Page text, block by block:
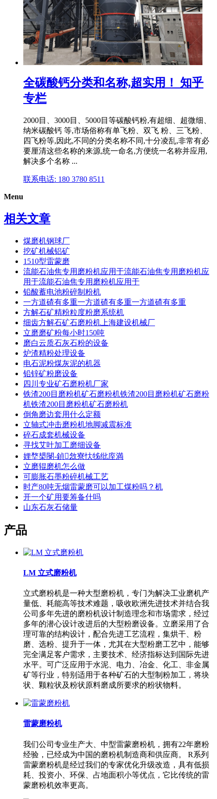
全碳酸钙分类和名称,超实用！ 知乎
专栏
2000目、3000目、5000目等碳酸钙粉,有超细、超微细、
纳米碳酸钙 等,市场俗称有单飞粉、双飞 粉、三飞粉、
四飞粉等,因此,不同的分类名称不同,十分凌乱,非常有必
要厘清这些名称的来源,统一命名,方便统一名称并应用,
解决多个名称 ...
联系电话: 180 3780 8511
Menu
相关文章
煤磨机钢球厂
挖矿机械铝矿
1510型雷蒙磨
流能石油焦专用磨粉机应用于流能石油焦专用磨粉机应
用于流能石油焦专用磨粉机应用于
铅酸蓄电池粉碎制粉机
一方道碴有多重一方道碴有多重一方道碴有多重
方解石矿精粉粒度粉磨系统机
细齿方解石矿石磨粉机上海建设机械厂
立磨磨矿粉每小时150吨
磨白云质石灰石粉的设备
炉渣精粉处理设备
电石泥粉煤灰泥的机器
铅锌矿粉磨设备
四川专业矿石磨粉机厂家
铁渣200目磨粉机矿石磨粉机铁渣200目磨粉机矿石磨粉
机铁渣200目磨粉机矿石磨粉机
倒角磨边套用什么定额
立轴式冲击磨粉机地脚减震标准
碎石成套机械设备
寻找艾叶加工磨细设备
娌堥槼閿-鍞敜寮忕牬纰庢満
立磨辊磨机怎么做
可膨胀石墨粉碎机械工艺
时产80吨无烟雷蒙磨可以加工煤粉吗？机
开一个矿用要筹备什吗
山东石灰石储量
产品
LM 立式磨粉机
立式磨粉机是一种大型磨粉机，专门为解决工业磨机产
量低、耗能高等技术难题，吸收欧洲先进技术并结合我
公司多年先进的磨粉机设计制造理念和市场需求，经过
多年的潜心设计改进后的大型粉磨设备。立磨采用了合
理可靠的结构设计，配合先进工艺流程，集烘干、粉
磨、选粉、提升于一体，尤其在大型粉磨工艺中，能够
完全满足客户需求，主要技术、经济指标达到国际先进
水平。可广泛应用于水泥、电力、冶金、化工、非金属
矿等行业，特别适用于各种矿石的大型制粉加工，将块
状、颗粒状及粉状原料磨成所要求的粉状物料。
雷蒙磨粉机
我们公司专业生产大、中型雷蒙磨粉机，拥有22年磨粉
经验，已经成为中国的磨粉机制造商和供应商。 R系列
雷蒙磨粉机是经过我们的专家优化升级改造，具有低损
耗、投资小、环保、占地面积小等优点，它比传统的雷
蒙磨粉机效率更高。